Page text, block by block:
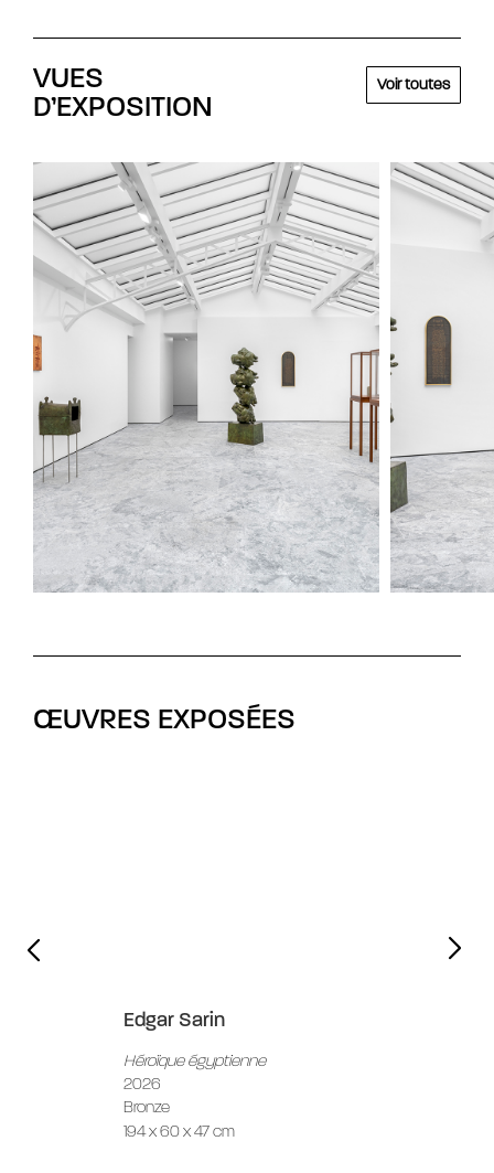
VUES
D’EXPOSITION
Voir toutes
ŒUVRES EXPOSÉES
Edgar Sarin
Héroïque égyptienne
2026
Bronze
194 x 60 x 47 cm